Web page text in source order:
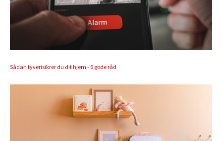
Sådan tyverisikrer du dit hjem - 6 gode råd